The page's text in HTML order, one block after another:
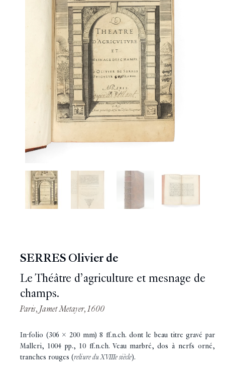
SERRES Olivier de
Le Théâtre d’agriculture et mesnage de
champs.
Paris, Jamet Metayer, 1600
In-folio (306 x 200 mm) 8 ff.n.ch. dont le beau titre gravé par
Malleri, 1004 pp., 10 ff.n.ch. Veau marbré, dos à nerfs orné,
tranches rouges (reliure du XVIIIe siècle).